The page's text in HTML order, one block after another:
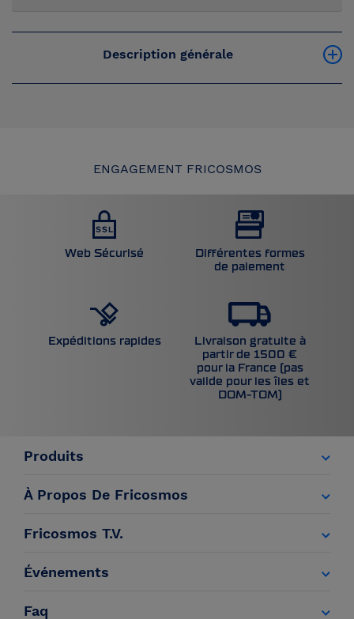
Description générale
ENGAGEMENT FRICOSMOS
Web Sécurisé
Différentes formes
de paiement
Expéditions rapides
Livraison gratuite à
partir de 1500 €
pour la France (pas
valide pour les îles et
DOM-TOM)
Produits
À Propos De Fricosmos
Fricosmos T.V.
Événements
Faq